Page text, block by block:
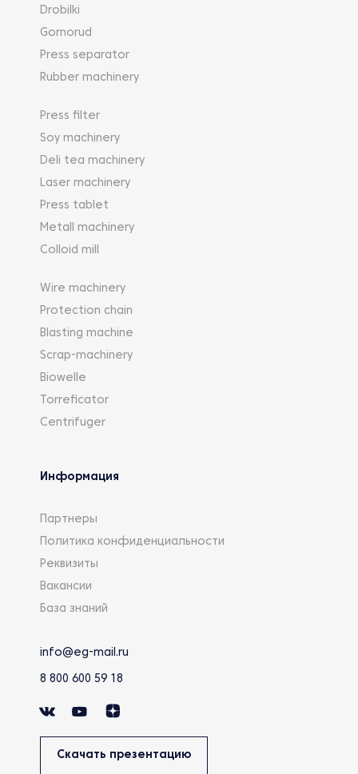
Drobilki
Gornorud
Press separator
Rubber machinery
Press filter
Soy machinery
Deli tea machinery
Laser machinery
Press tablet
Metall machinery
Colloid mill
Wire machinery
Protection chain
Blasting machine
Scrap-machinery
Biowelle
Torreficator
Centrifuger
Информация
Партнеры
Политика конфиденциальности
Реквизиты
Вакансии
База знаний
info@eg-mail.ru
8 800 600 59 18
Скачать презентацию